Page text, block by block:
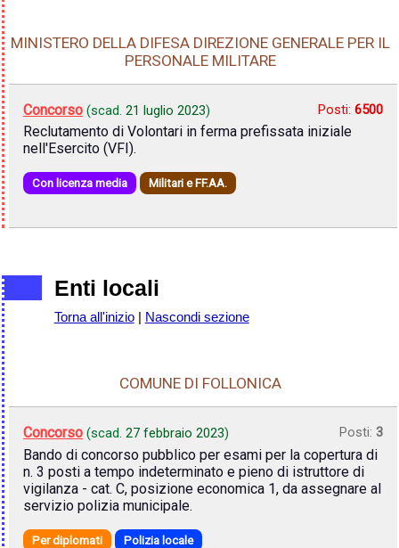
MINISTERO DELLA DIFESA DIREZIONE GENERALE PER IL
PERSONALE MILITARE
Concorso (scad. 21 luglio 2023) Posti: 6500
Reclutamento di Volontari in ferma prefissata iniziale
nell'Esercito (VFI).
Con licenza media Militari e FF.AA.
Enti locali
Torna all'inizio| Nascondi sezione
COMUNE DI FOLLONICA
Concorso (scad. 27 febbraio 2023) Posti: 3
Bando di concorso pubblico per esami per la copertura di
n. 3 posti a tempo indeterminato e pieno di istruttore di
vigilanza - cat. C, posizione economica 1, da assegnare al
servizio polizia municipale.
Per diplomati Polizia locale